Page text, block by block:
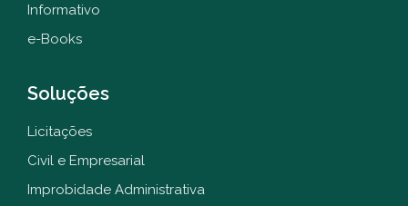
Informativo
e-Books
Soluções
Licitações
Civil e Empresarial
Improbidade Administrativa